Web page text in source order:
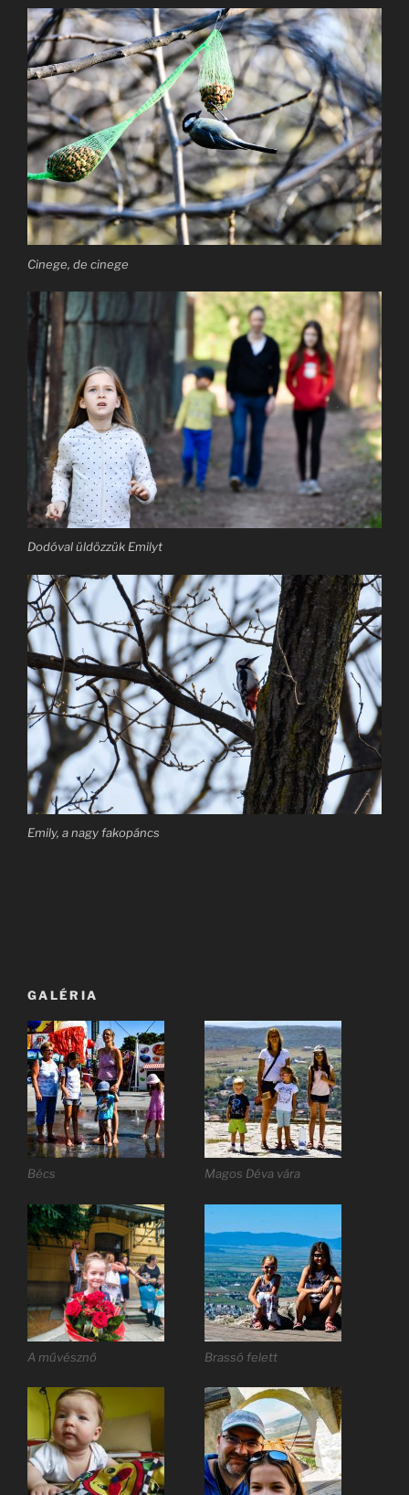
Cinege, de cinege
Dodóval üldözzük Emilyt
Emily, a nagy fakopáncs
GALÉRIA
Bécs Magos Déva vára
A művésznő Brassó felett